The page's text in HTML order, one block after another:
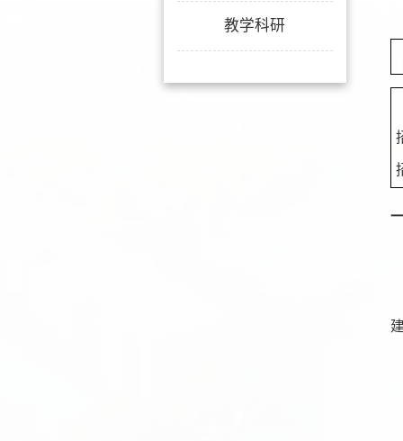
教学科研